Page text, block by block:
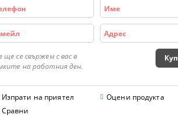
ще се свържем с вас в
на работния ден.
Изпрати на приятел
Оцени продукта
Сравни